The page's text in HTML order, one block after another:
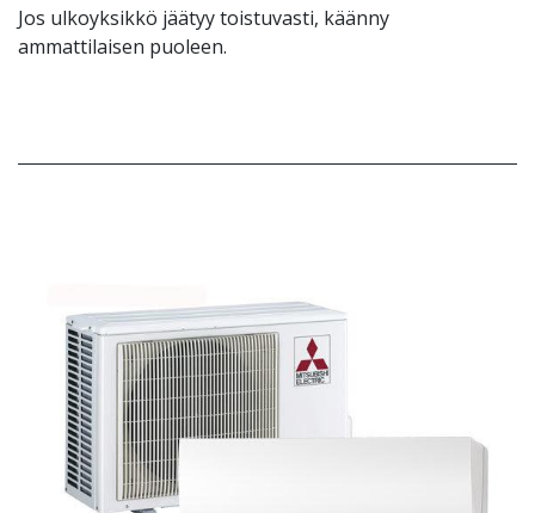
Jos ulkoyksikkö jäätyy toistuvasti, käänny
ammattilaisen puoleen.